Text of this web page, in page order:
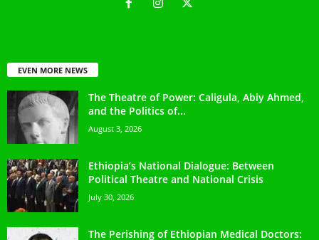
EVEN MORE NEWS
The Theatre of Power: Caligula, Abiy Ahmed,
and the Politics of...
August 3, 2026
Ethiopia’s National Dialogue: Between
Political Theatre and National Crisis
July 30, 2026
The Perishing of Ethiopian Medical Doctors: